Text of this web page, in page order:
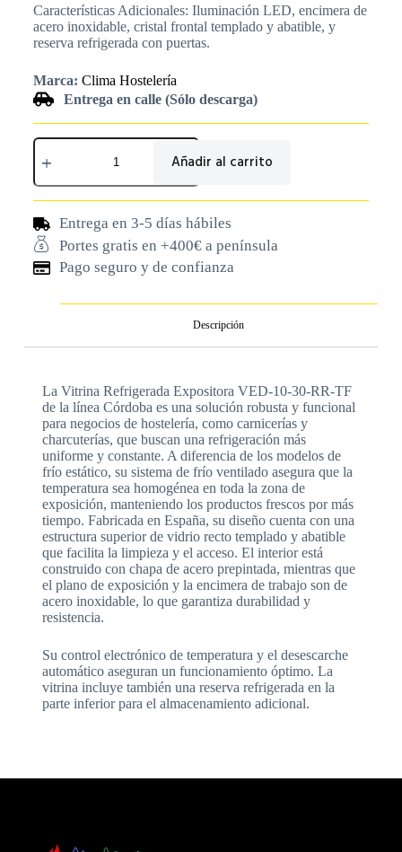
Características Adicionales: Iluminación LED, encimera de
acero inoxidable, cristal frontal templado y abatible, y
reserva refrigerada con puertas.
Marca: Clima Hostelería
Entrega en calle (Sólo descarga)
Añadir al carrito
Entrega en 3-5 días hábiles
Portes gratis en +400€ a península
Pago seguro y de confianza
Descripción
La Vitrina Refrigerada Expositora VED-10-30-RR-TF
de la línea Córdoba es una solución robusta y funcional
para negocios de hostelería, como carnicerías y
charcuterías, que buscan una refrigeración más
uniforme y constante. A diferencia de los modelos de
frío estático, su sistema de frío ventilado asegura que la
temperatura sea homogénea en toda la zona de
exposición, manteniendo los productos frescos por más
tiempo. Fabricada en España, su diseño cuenta con una
estructura superior de vidrio recto templado y abatible
que facilita la limpieza y el acceso. El interior está
construido con chapa de acero prepintada, mientras que
el plano de exposición y la encimera de trabajo son de
acero inoxidable, lo que garantiza durabilidad y
resistencia.
Su control electrónico de temperatura y el desescarche
automático aseguran un funcionamiento óptimo. La
vitrina incluye también una reserva refrigerada en la
parte inferior para el almacenamiento adicional.